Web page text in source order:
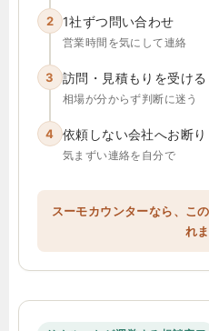
2 1社ずつ問い合わせ
営業時間を気にして連絡
3 訪問・見積もりを受ける
相場が分からず判断に迷う
4 依頼しない会社へお断り
気まずい連絡を自分で
スーモカウンターなら、こ
れ